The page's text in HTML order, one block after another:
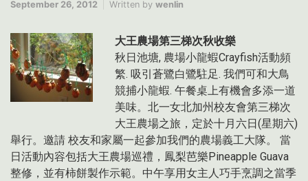
September 26, 2012 Written by wenlin
大王農場第三梯次秋收樂
秋日池塘, 農場小龍蝦Crayfish活動頻
繁. 吸引蒼鷺白鷺駐足. 我們可和大鳥
競捕小龍蝦. 午餐桌上有機會多添一道
美味。北一女北加州校友會第三梯次
大王農場之旅，定於十月六日(星期六)
舉行。邀請 校友和家屬一起參加我們的農場義工大隊。 當
日活動內容包括大王農場巡禮，鳳梨芭樂Pineapple Guava
整修，並有柿餅製作示範。中午享用女主人巧手烹調之當季